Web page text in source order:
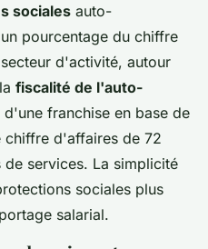
sociales auto-
pourcentage du chiffre
d'activité, autour
fiscalité de l'auto-
franchise en base de
chiffre d'affaires de 72
services. La simplicité
sociales plus
salarial.